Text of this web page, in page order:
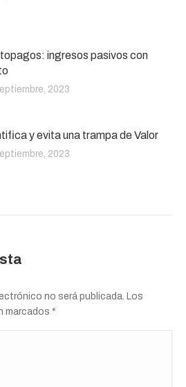
ingresos pasivos con
2023
y evita una trampa de Valor
2023
no será publicada. Los
marcados *